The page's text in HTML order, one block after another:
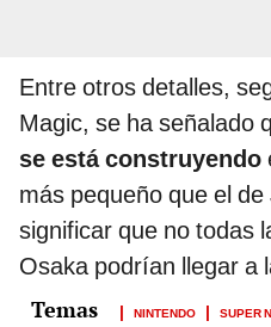
Entre otros detalles,
Magic, se ha señalado
se está construyendo
más pequeño que el
significar que no todas
Osaka podrían llegar a
NINTENDO SUPER